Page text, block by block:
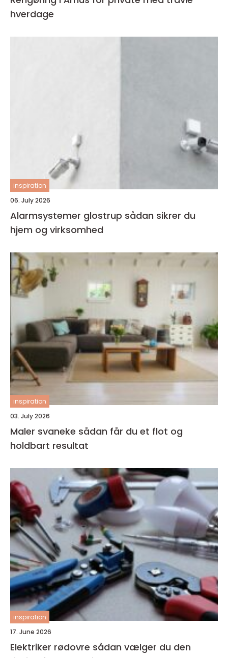
hverdage
inspiration
06. July 2026
Alarmsystemer glostrup sådan sikrer du
hjem og virksomhed
inspiration
03. July 2026
Maler svaneke sådan får du et flot og
holdbart resultat
inspiration
17. June 2026
Elektriker rødovre sådan vælger du den